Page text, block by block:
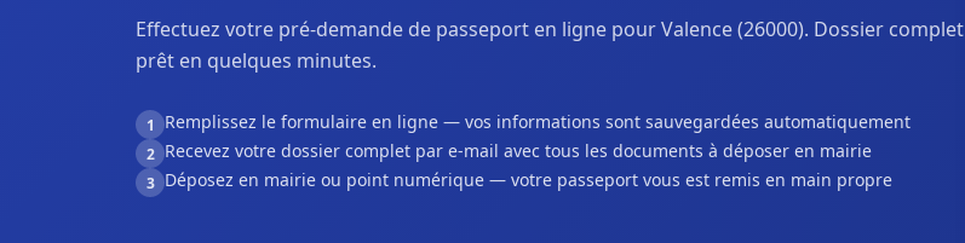
Effectuez votre pré-demande de passeport en ligne pour Valence (26000). Dossier complet
prêt en quelques minutes.
1 Remplissez le formulaire en ligne — vos informations sont sauvegardées automatiquement
2 Recevez votre dossier complet par e-mail avec tous les documents à déposer en mairie
3 Déposez en mairie ou point numérique — votre passeport vous est remis en main propre